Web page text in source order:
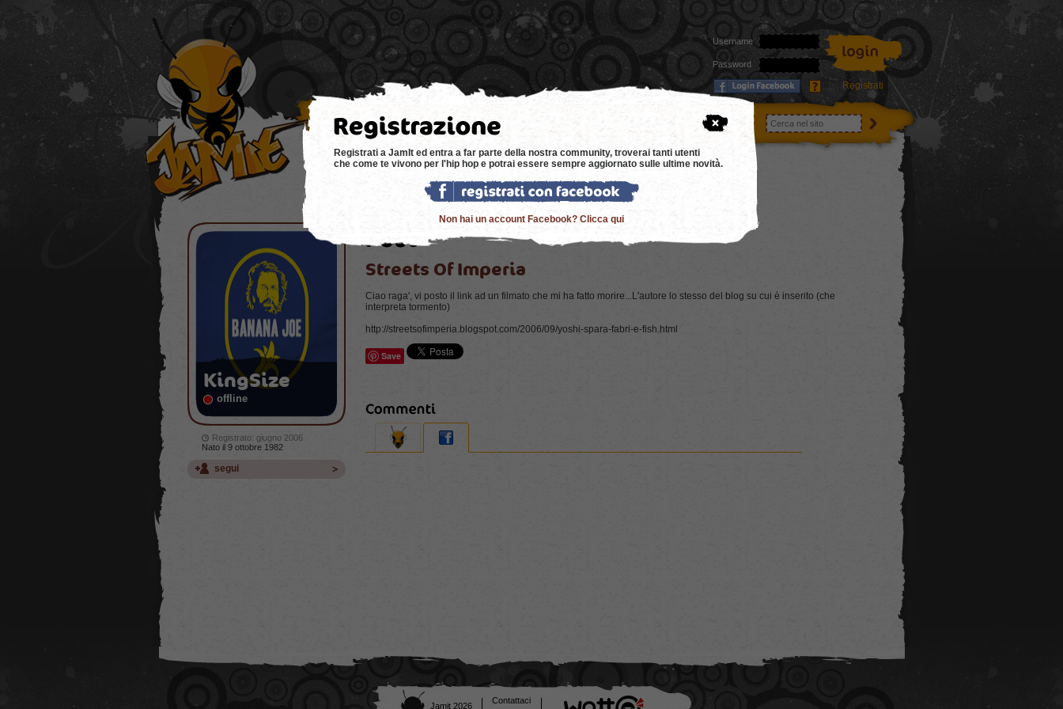
Username
Password
Registrati
home news negozi eventi utenti
KingSize
offline
Registrato: giugno 2006
Nato il 9 ottobre 1982
segui
Streets Of Imperia
Ciao raga', vi posto il link ad un filmato che mi ha fatto morire...L'autore lo stesso del blog su cui è inserito (che
interpreta tormento)
http://streetsofimperia.blogspot.com/2006/09/yoshi-spara-fabri-e-fish.html
Save
Jamit 2026
Contattaci
Registrati a JamIt ed entra a far parte della nostra community, troverai tanti utenti
che come te vivono per l'hip hop e potrai essere sempre aggiornato sulle ultime novità.
Non hai un account Facebook? Clicca qui